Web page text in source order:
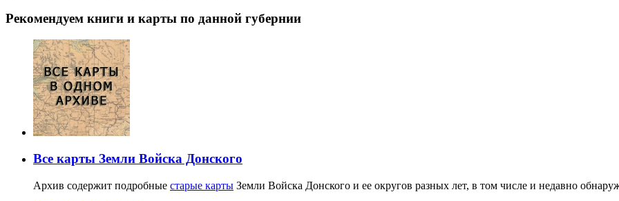
Рекомендуем книги и карты по данной губернии
Все карты Земли Войска Донского
Архив содержит подробные старые карты Земли Войска Донского и ее округов разных лет, в том числе и недавно